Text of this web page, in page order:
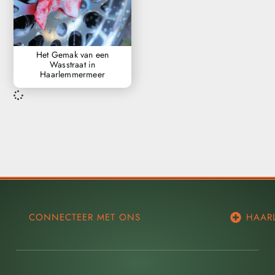
Het Gemak van een
Wasstraat in
Haarlemmermeer
CONNECTEER MET ONS